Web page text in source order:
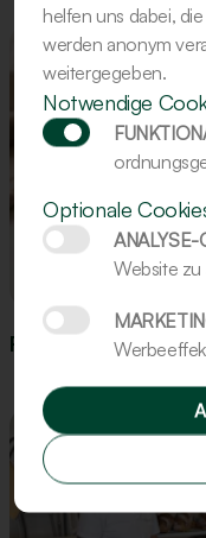
Rezept:
helfen uns dabei,
werden anonym
weitergegeben.
Notwendige
Optionale
Website zu